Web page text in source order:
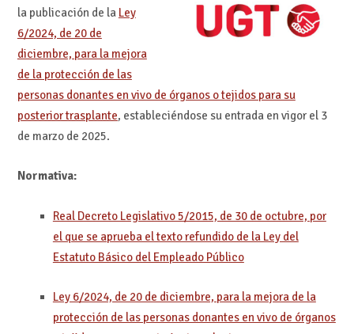
la publicación de la Ley
6/2024, de 20 de
diciembre, para la mejora
de la protección de las
personas donantes en vivo de órganos o tejidos para su
posterior trasplante, estableciéndose su entrada en vigor el 3
de marzo de 2025.
Normativa:
Real Decreto Legislativo 5/2015, de 30 de octubre, por
el que se aprueba el texto refundido de la Ley del
Estatuto Básico del Empleado Público
Ley 6/2024, de 20 de diciembre, para la mejora de la
protección de las personas donantes en vivo de órganos